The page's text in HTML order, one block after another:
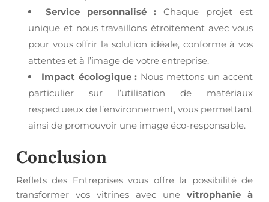
Service personnalisé : Chaque projet est
unique et nous travaillons étroitement avec vous
pour vous offrir la solution idéale, conforme à vos
attentes et à l’image de votre entreprise.
Impact écologique : Nous mettons un accent
particulier sur l’utilisation de matériaux
respectueux de l’environnement, vous permettant
ainsi de promouvoir une image éco-responsable.
Conclusion
Reflets des Entreprises vous offre la possibilité de
transformer vos vitrines avec unevitrophanie à